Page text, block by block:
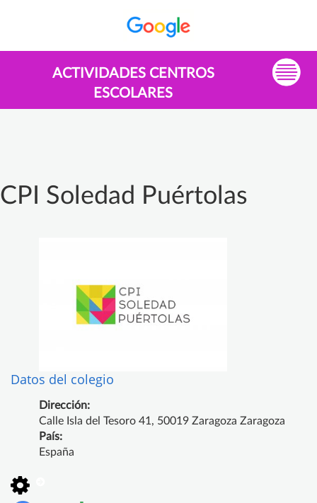
ACTIVIDADES CENTROS
ESCOLARES
CPI Soledad Puértolas
Datos del colegio
Dirección:
Calle Isla del Tesoro 41, 50019 Zaragoza Zaragoza
País:
España